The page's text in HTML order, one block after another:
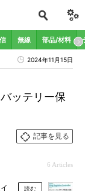
無線 部品/材料
2024年11月15日
ッテリー保
記事を見る
6 Articles
読む